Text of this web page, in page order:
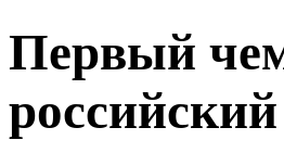
Первый